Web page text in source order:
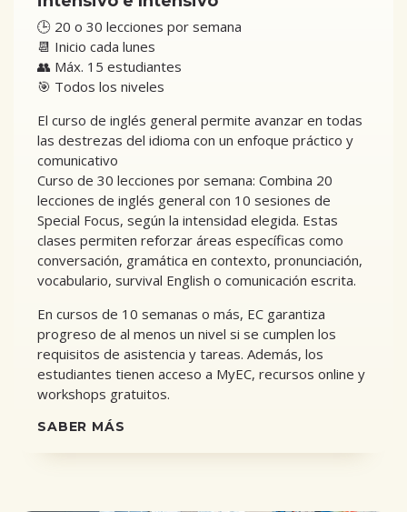
🕒 20 o 30 lecciones por semana
📆 Inicio cada lunes
👥 Máx. 15 estudiantes
🎯 Todos los niveles
El curso de inglés general permite avanzar en todas
las destrezas del idioma con un enfoque práctico y
comunicativo
Curso de 30 lecciones por semana: Combina 20
lecciones de inglés general con 10 sesiones de
Special Focus, según la intensidad elegida. Estas
clases permiten reforzar áreas específicas como
conversación, gramática en contexto, pronunciación,
vocabulario, survival English o comunicación escrita.
En cursos de 10 semanas o más, EC garantiza
progreso de al menos un nivel si se cumplen los
requisitos de asistencia y tareas. Además, los
estudiantes tienen acceso a MyEC, recursos online y
workshops gratuitos.
SABER MÁS